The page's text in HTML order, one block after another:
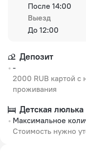
После 14:00
Выезд
До 12:00
Депозит
-
2000 RUB картой с
проживания
Детская люлька
Максимальное
Стоимость нужно